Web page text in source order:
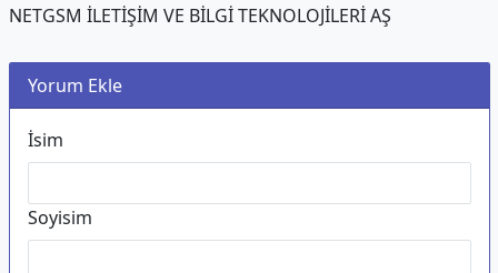
NETGSM İLETİŞİM VE BİLGİ TEKNOLOJİLERİ AŞ
Yorum Ekle
İsim
Soyisim